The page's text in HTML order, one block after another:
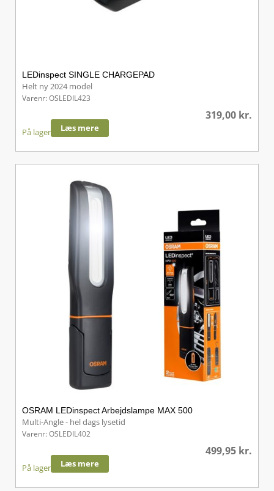
LEDinspect SINGLE CHARGEPAD
Helt ny 2024 model
Varenr: OSLEDIL423
319,00 kr.
På lager Læs mere
OSRAM LEDinspect Arbejdslampe MAX 500
Multi-Angle - hel dags lysetid
Varenr: OSLEDIL402
499,95 kr.
På lager Læs mere